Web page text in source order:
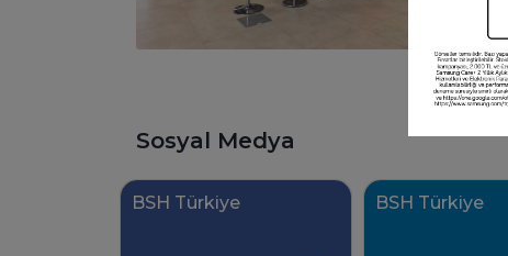
Sosyal Medya
BSH Türkiye BSH Türkiye